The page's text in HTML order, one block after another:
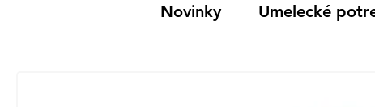
Novinky Umelecké